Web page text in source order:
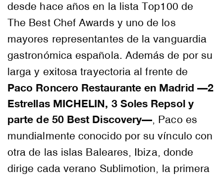
desde hace años en la lista Top100 de
The Best Chef Awards y uno de los
mayores representantes de la vanguardia
gastronómica española. Además de por su
larga y exitosa trayectoria al frente de
Paco Roncero Restaurante en Madrid —2
Estrellas MICHELIN, 3 Soles Repsol y
parte de 50 Best Discovery— , Paco es
mundialmente conocido por su vínculo con
otra de las islas Baleares, Ibiza, donde
dirige cada verano Sublimotion, la primera